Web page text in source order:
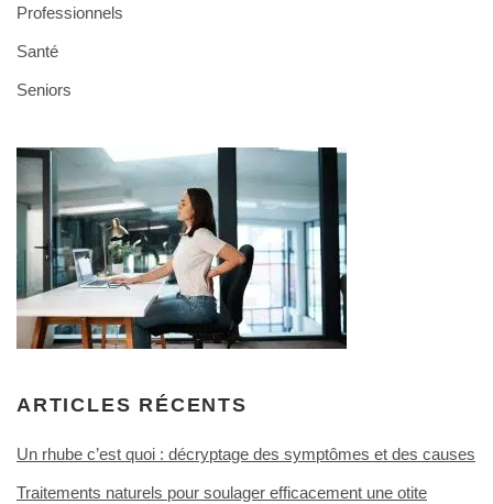
Professionnels
Santé
Seniors
ARTICLES RÉCENTS
Un rhube c’est quoi : décryptage des symptômes et des causes
Traitements naturels pour soulager efficacement une otite